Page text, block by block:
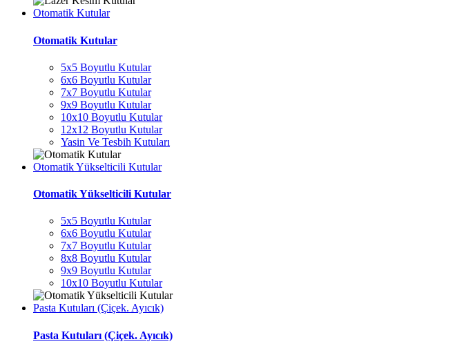
Otomatik Kutular
Otomatik Kutular
5x5 Boyutlu Kutular
6x6 Boyutlu Kutular
7x7 Boyutlu Kutular
9x9 Boyutlu Kutular
10x10 Boyutlu Kutular
12x12 Boyutlu Kutular
Yasin Ve Tesbih Kutuları
Otomatik Yükselticili Kutular
Otomatik Yükselticili Kutular
5x5 Boyutlu Kutular
6x6 Boyutlu Kutular
7x7 Boyutlu Kutular
8x8 Boyutlu Kutular
9x9 Boyutlu Kutular
10x10 Boyutlu Kutular
Pasta Kutuları (Çiçek. Ayıcık)
Pasta Kutuları (Çiçek. Ayıcık)